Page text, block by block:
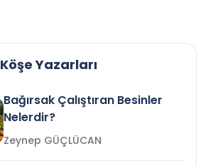
Köşe Yazarları
Bağırsak Çalıştıran Besinler
Nelerdir?
Zeynep GÜÇLÜCAN